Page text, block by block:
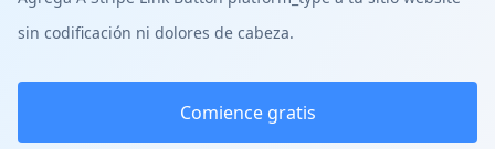
sin codificación ni dolores de cabeza.
Comience gratis